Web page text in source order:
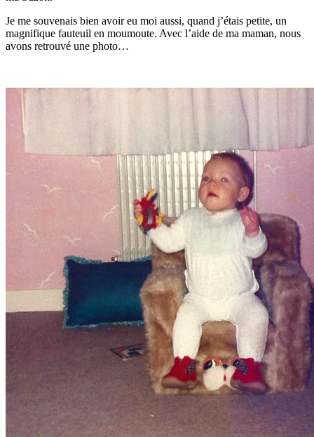
Je me souvenais bien avoir eu moi aussi, quand j’étais petite, un
magnifique fauteuil en moumoute. Avec l’aide de ma maman, nous
avons retrouvé une photo…